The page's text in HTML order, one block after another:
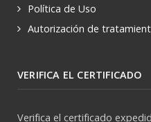
Política de Uso
Autorización de
VERIFICA EL CERTIFICADO
Verifica el certificado